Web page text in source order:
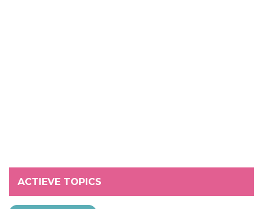
ACTIEVE TOPICS